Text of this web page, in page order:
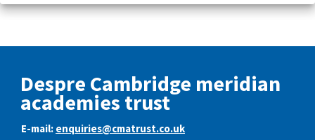
Despre Cambridge meridian
academies trust
E-mail: enquiries@cmatrust.co.uk